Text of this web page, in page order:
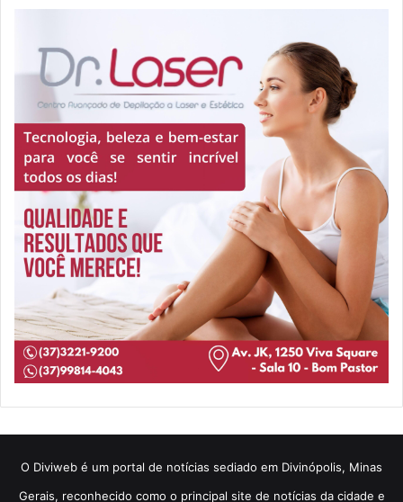
​O Diviweb é um portal de notícias sediado em Divinópolis, Minas
Gerais, reconhecido como o principal site de notícias da cidade e